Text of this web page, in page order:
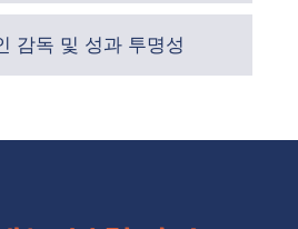
감독 및 성과 투명성